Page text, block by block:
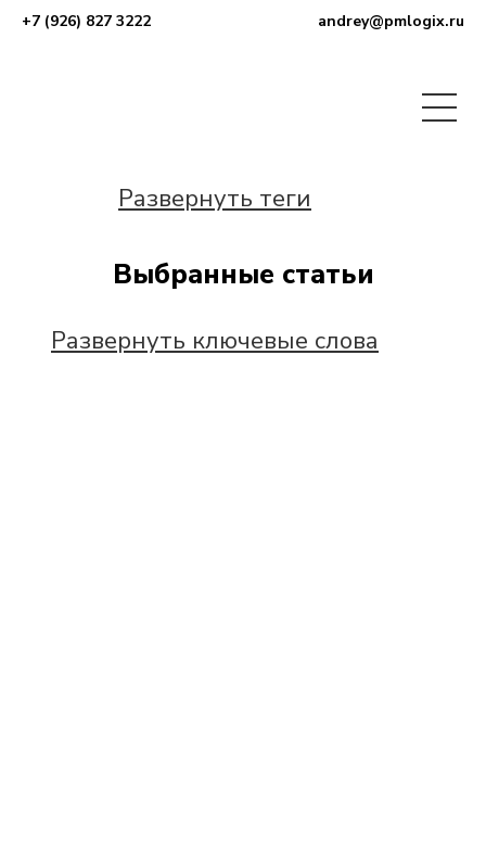
+7 (926) 827 3222 andrey@pmlogix.ru
Развернуть теги
Выбранные статьи
Развернуть ключевые слова